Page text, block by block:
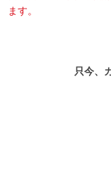
ます。
只今、